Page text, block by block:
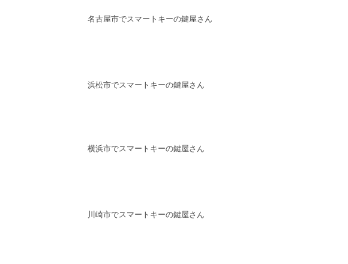
名古屋市でスマートキーの鍵屋さん
浜松市でスマートキーの鍵屋さん
横浜市でスマートキーの鍵屋さん
川崎市でスマートキーの鍵屋さん